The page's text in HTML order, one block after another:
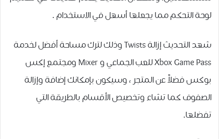
ﻟﻮﺣﺔ ﺍﻟﺘﺤﻜﻢ مما يجعلها ﺃﺳﻬﻞ ﻓﻲ ﺍﻻﺳﺘﺨﺪﺍﻡ .
شهد التحديث ﺇﺯﺍﻟﺔ Twists ﻭﺫﻟﻚ ﻟﺘﺮﻙ ﻣﺴﺎﺣﺔ ﺃﻓﻀﻞ ﻟﺨﺪﻣﺔ
Xbox Game Pass ﻟﻠﻌﺐ ﺍﻟﺠﻤﺎﻋﻲ ﻭ Mixer ﻭﻣﺠﺘﻤﻊ ﺇﻛﺲ
ﺑﻮﻛﺲ ﻓﻀﻼً ﻋﻦ ﺍﻟﻤﺘﺠﺮ ، وسيكون بإمكانك ﺇﺿﺎﻓﺔ ﻭﺇﺯﺍﻟﺔ
ﺍﻟﺼﻔﻮﻑ ﻛﻤﺎ ﺗﺸﺎﺀ ﻭﺗﺨﺼﻴﺺ ﺍﻷﻗﺴﺎﻡ ﺑﺎﻟﻄﺮﻳﻘﺔ ﺍﻟﺘﻲ
ﺗﻔﻀﻠﻬﺎ.